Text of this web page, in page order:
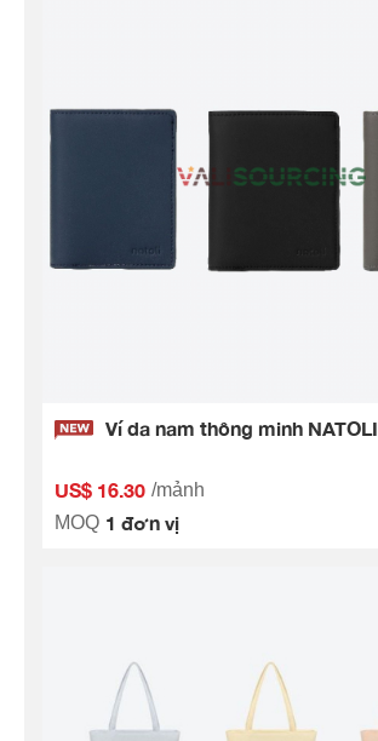
Ví da nam thông minh NATOLI
US$ 16.30 /mảnh
MOQ 1 đơn vị